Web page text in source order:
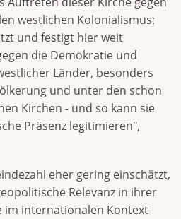
westlichen Kolonialismus:
und festigt hier weit
die Demokratie und
Länder, besonders
und unter den schon
Kirchen - und so kann sie
Präsenz legitimieren",
eher gering einschätzt,
Relevanz in ihrer
im internationalen Kontext